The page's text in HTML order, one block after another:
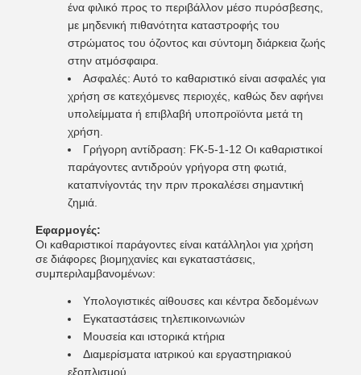
ένα φιλικό προς το περιβάλλον μέσο πυρόσβεσης,
με μηδενική πιθανότητα καταστροφής του
στρώματος του όζοντος και σύντομη διάρκεια ζωής
στην ατμόσφαιρα.
Ασφαλές: Αυτό το καθαριστικό είναι ασφαλές για
χρήση σε κατεχόμενες περιοχές, καθώς δεν αφήνει
υπολείμματα ή επιβλαβή υποπροϊόντα μετά τη
χρήση.
Γρήγορη αντίδραση: FK-5-1-12 Οι καθαριστικοί
παράγοντες αντιδρούν γρήγορα στη φωτιά,
καταπνίγοντάς την πριν προκαλέσει σημαντική
ζημιά.
Εφαρμογές:
Οι καθαριστικοί παράγοντες είναι κατάλληλοι για χρήση
σε διάφορες βιομηχανίες και εγκαταστάσεις,
συμπεριλαμβανομένων:
Υπολογιστικές αίθουσες και κέντρα δεδομένων
Εγκαταστάσεις τηλεπικοινωνιών
Μουσεία και ιστορικά κτήρια
Διαμερίσματα ιατρικού και εργαστηριακού
εξοπλισμού